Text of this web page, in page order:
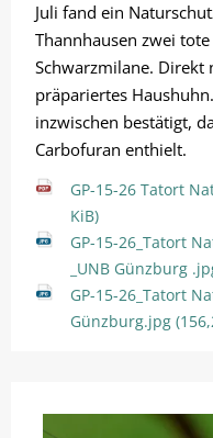
Juli fand ein
Thannhausen zwei
Schwarzmilane. Direkt
präpariertes
inzwischen bestätigt,
Carbofuran enthielt.
GP-15-26 Tatort
KiB)
GP-15-26_Tatort
_UNB Günzburg
GP-15-26_Tatort
Günzburg.jpg